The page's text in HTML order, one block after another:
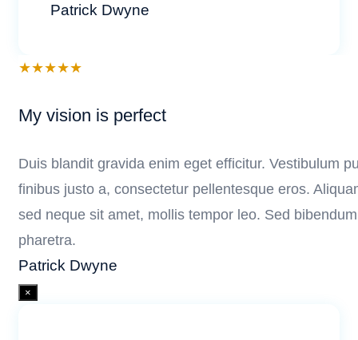
Patrick Dwyne
★★★★★
My vision is perfect
Duis blandit gravida enim eget efficitur. Vestibulum
finibus justo a, consectetur pellentesque eros.
sed neque sit amet, mollis tempor leo. Sed
pharetra.
Patrick Dwyne
×